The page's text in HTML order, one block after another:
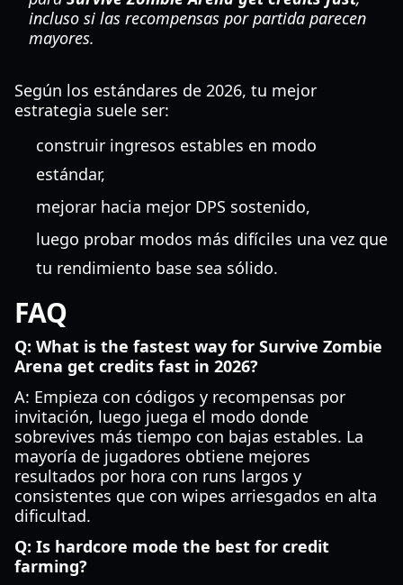
incluso si las recompensas por partida parecen
mayores.
Según los estándares de 2026, tu mejor
estrategia suele ser:
construir ingresos estables en modo
estándar,
mejorar hacia mejor DPS sostenido,
luego probar modos más difíciles una vez que
tu rendimiento base sea sólido.
FAQ
Q: What is the fastest way for Survive Zombie
Arena get credits fast in 2026?
A: Empieza con códigos y recompensas por
invitación, luego juega el modo donde
sobrevives más tiempo con bajas estables. La
mayoría de jugadores obtiene mejores
resultados por hora con runs largos y
consistentes que con wipes arriesgados en alta
dificultad.
Q: Is hardcore mode the best for credit
farming?